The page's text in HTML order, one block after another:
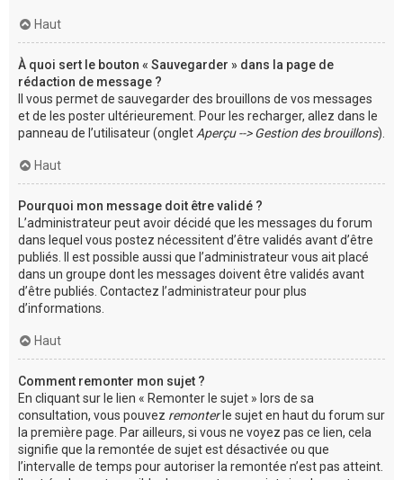
Haut
À quoi sert le bouton « Sauvegarder » dans la page de
rédaction de message ?
Il vous permet de sauvegarder des brouillons de vos messages
et de les poster ultérieurement. Pour les recharger, allez dans le
panneau de l’utilisateur (onglet Aperçu --> Gestion des brouillons).
Haut
Pourquoi mon message doit être validé ?
L’administrateur peut avoir décidé que les messages du forum
dans lequel vous postez nécessitent d’être validés avant d’être
publiés. Il est possible aussi que l’administrateur vous ait placé
dans un groupe dont les messages doivent être validés avant
d’être publiés. Contactez l’administrateur pour plus
d’informations.
Haut
Comment remonter mon sujet ?
En cliquant sur le lien « Remonter le sujet » lors de sa
consultation, vous pouvez remonterle sujet en haut du forum sur
la première page. Par ailleurs, si vous ne voyez pas ce lien, cela
signifie que la remontée de sujet est désactivée ou que
l’intervalle de temps pour autoriser la remontée n’est pas atteint.